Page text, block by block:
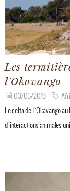
Les
l'Okavango
03/06/2019
Le delta de L'Okavango
d'interactions animales